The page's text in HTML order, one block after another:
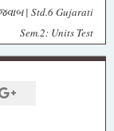
| Std.6 Gujarati
Sem.2: Units Test